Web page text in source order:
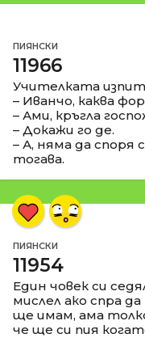
ПИЯНСКИ
11966
Учителката
– Иванчо, каква
– Ами, кръгла
– Докажи го де.
– А, няма да споря
тогава.
ПИЯНСКИ
11954
Един човек си
мислел ако спра
ще имам, ама
че ще си пия